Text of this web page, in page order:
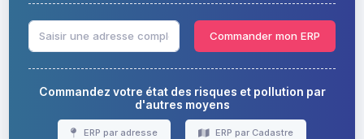
Commander mon ERP
Commandez votre état des risques et pollution par
d'autres moyens
ERP par adresse ERP par Cadastre